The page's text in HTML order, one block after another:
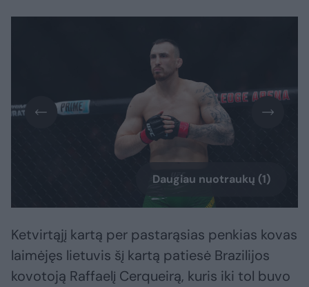
Daugiau nuotraukų (1)
Ketvirtąjį kartą per pastarąsias penkias kovas
laimėjęs lietuvis šį kartą patiesė Brazilijos
kovotoją Raffaelį Cerqueirą, kuris iki tol buvo